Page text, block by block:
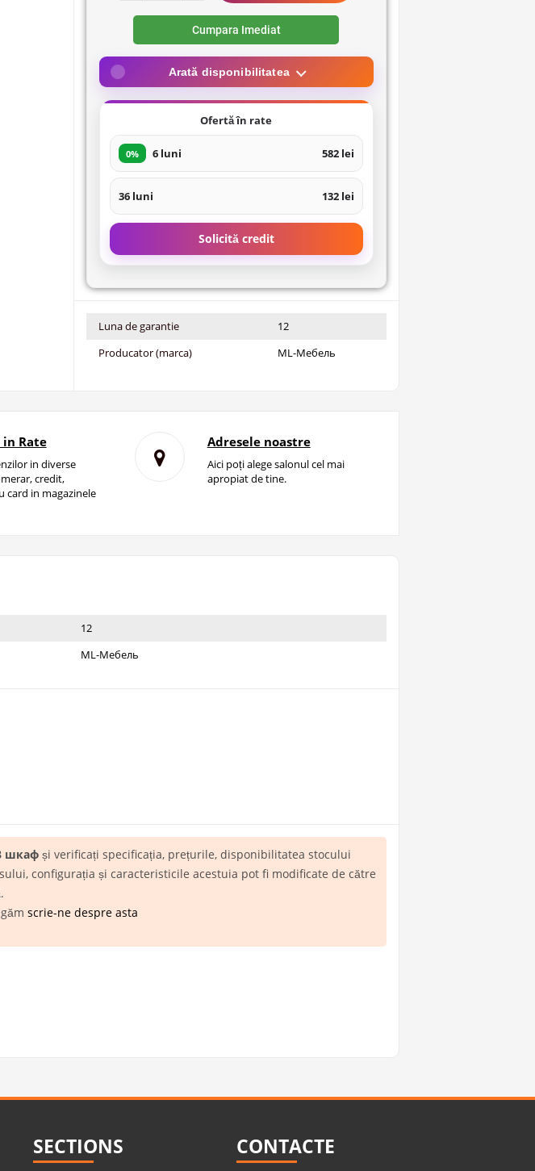
Cumpara Imediat
Arată disponibilitatea
Ofertă în rate
0% 6 luni 582 lei
36 luni 132 lei
Solicită credit
Luna de garantie
12
Producator (marca)
ML-Мебель
Rate
in diverse
credit,
card in magazinele
Adresele noastre
Aici poți alege salonul cel mai
apropiat de tine.
12
ML-Мебель
шкаф și verificați specificația, prețurile, disponibilitatea stocului
configurația și caracteristicile acestuia pot fi modificate de către
scrie-ne despre asta
SECTIONS CONTACTE